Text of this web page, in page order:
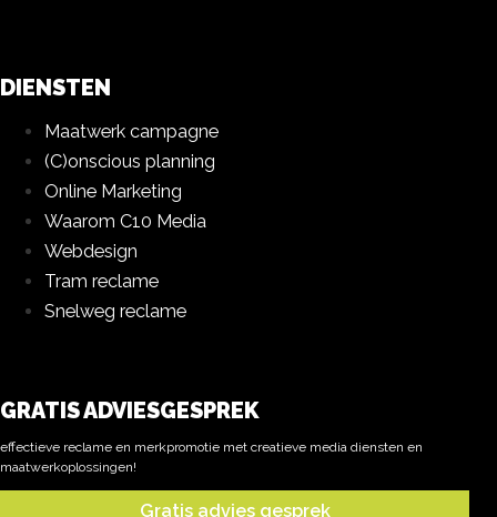
DIENSTEN
Maatwerk campagne
(C)onscious planning
Online Marketing
Waarom C10 Media
Webdesign
Tram reclame
Snelweg reclame
GRATIS ADVIESGESPREK
effectieve reclame en merkpromotie met creatieve media diensten en
maatwerkoplossingen!
Gratis advies gesprek